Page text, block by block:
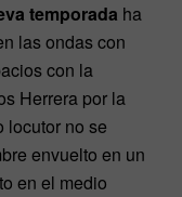
temporada ha
las ondas con
con la
Herrera por la
locutor no se
envuelto en un
en el medio